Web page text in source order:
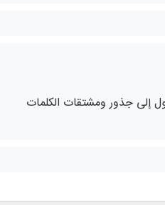
إلى جذور ومشتقات الكلمات